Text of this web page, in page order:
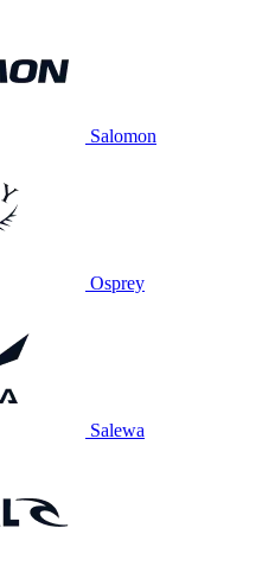
Salomon
Osprey
Salewa